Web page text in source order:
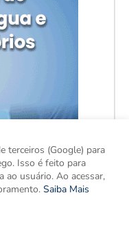
terceiros (Google) para
Isso é feito para
ao usuário. Ao acessar,
Saiba Mais